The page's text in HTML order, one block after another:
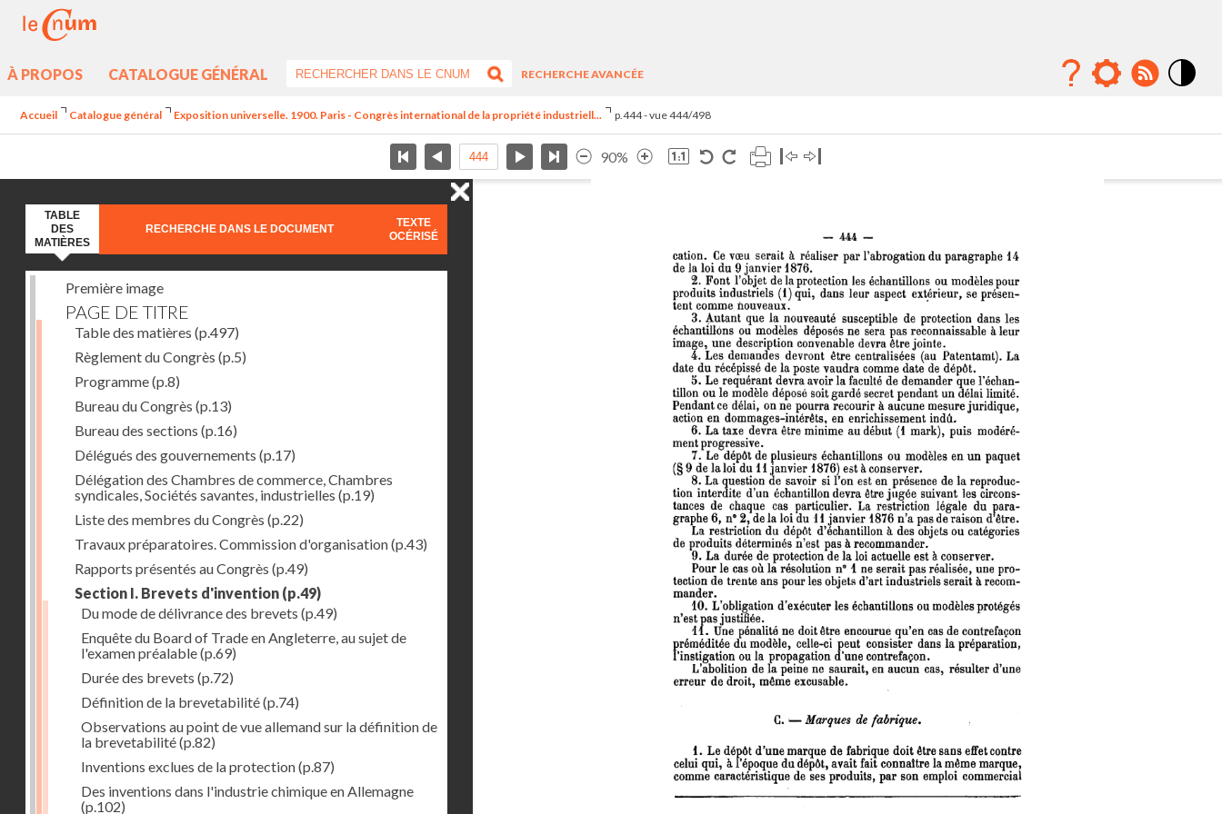
À PROPOS CATALOGUE GÉNÉRAL
RECHERCHE AVANCÉE
Accueil Catalogue général Exposition universelle. 1900. Paris - Congrès international de la propriété industriell... p.444 - vue 444/498
90%
TABLE
DES
MATIÈRES
RECHERCHE DANS LE DOCUMENT
TEXTE
OCÉRISÉ
Première image
PAGE DE TITRE
Table des matières (p.497)
Règlement du Congrès (p.5)
Programme(p.8)
Bureau du Congrès (p.13)
Bureau des sections (p.16)
Délégués des gouvernements (p.17)
Délégation des Chambres de commerce, Chambres
syndicales, Sociétés savantes, industrielles (p.19)
Liste des membres du Congrès (p.22)
Travaux préparatoires. Commission d'organisation(p.43)
Rapports présentés au Congrès (p.49)
Section I. Brevets d'invention (p.49)
Du mode de délivrance des brevets (p.49)
Enquête du Board of Trade en Angleterre, au sujet de
l'examen préalable(p.69)
Durée des brevets (p.72)
Définition de la brevetabilité(p.74)
Observations au point de vue allemand sur la définition de
la brevetabilité(p.82)
Inventions exclues de la protection(p.87)
Des inventions dans l'industrie chimique en Allemagne
(p.102)